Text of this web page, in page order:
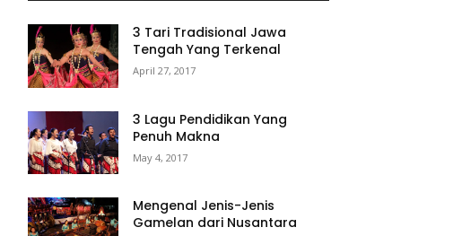
3 Tari Tradisional Jawa
Tengah Yang Terkenal
April 27, 2017
3 Lagu Pendidikan Yang
Penuh Makna
May 4, 2017
Mengenal Jenis-Jenis
Gamelan dari Nusantara